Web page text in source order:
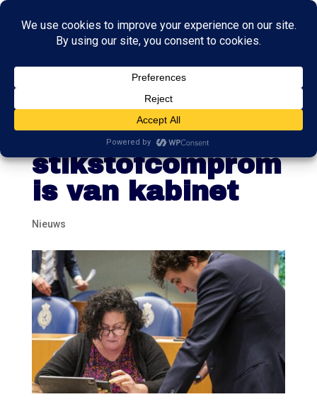
Felle kritiek van
oppositie op
stikstofcomprom
is van kabinet
Nieuws